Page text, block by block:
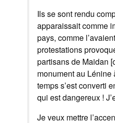
Ils se sont rendu
apparaissait comme
pays, comme
protestations
partisans de Maidan
monument au Lénine
temps s’est converti
qui est dangereux !
Je veux mettre